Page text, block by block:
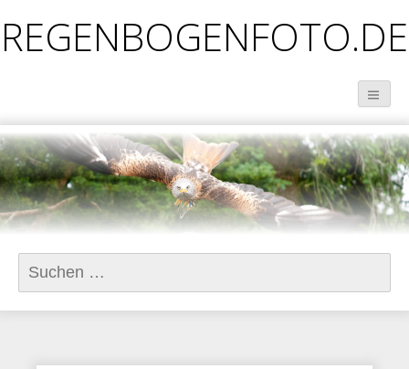
REGENBOGENFOTO.DE
Suchen
nach: